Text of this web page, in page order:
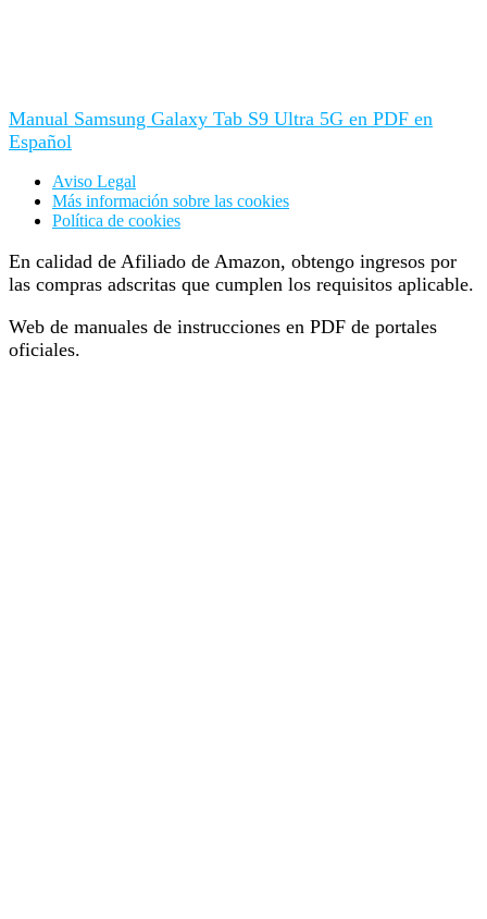
Manual Samsung Galaxy Tab S9 Ultra 5G en PDF en
Español
Aviso Legal
Más información sobre las cookies
Política de cookies
En calidad de Afiliado de Amazon, obtengo ingresos por
las compras adscritas que cumplen los requisitos aplicable.
Web de manuales de instrucciones en PDF de portales
oficiales.